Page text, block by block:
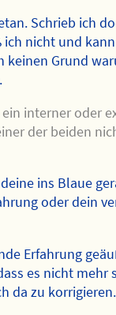
Schrieb ich
ich nicht und
keinen Grund
interner oder
der beiden
ins Blaue
oder dein
Erfahrung
es nicht mehr
da zu korrigieren.